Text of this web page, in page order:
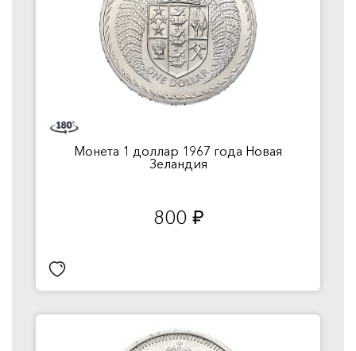
Монета 1 доллар 1967 года Новая
Зеландия
800 руб.